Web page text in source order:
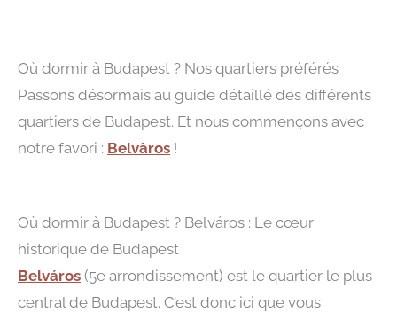
Où dormir à Budapest ? Nos quartiers préférés
Passons désormais au guide détaillé des différents
quartiers de Budapest. Et nous commençons avec
notre favori : Belvàros !
Où dormir à Budapest ? Belváros : Le cœur
historique de Budapest
Belváros (5e arrondissement) est le quartier le plus
central de Budapest. C’est donc ici que vous